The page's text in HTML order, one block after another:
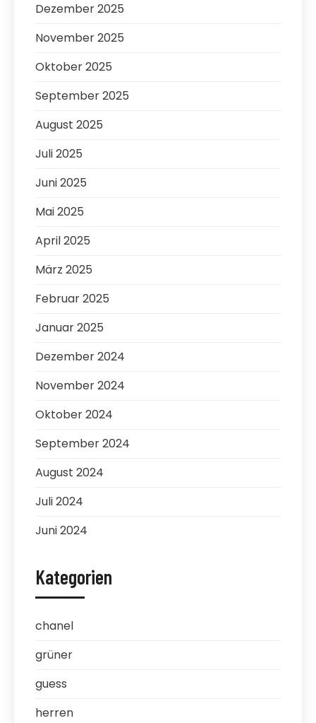
Dezember 2025
November 2025
Oktober 2025
September 2025
August 2025
Juli 2025
Juni 2025
Mai 2025
April 2025
März 2025
Februar 2025
Januar 2025
Dezember 2024
November 2024
Oktober 2024
September 2024
August 2024
Juli 2024
Juni 2024
Kategorien
chanel
grüner
guess
herren